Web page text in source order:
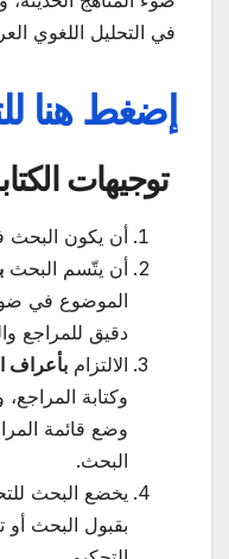
في التحليل اللغوي
إضغط هنا
توجيهات
أن يكون البحث
أن يتّسم البحث
الموضوع في
دقيق للمراجع
الالتزام بأعراف
وكتابة المراجع،
وضع قائمة
البحث.
يخضع البحث
بقبول البحث أو